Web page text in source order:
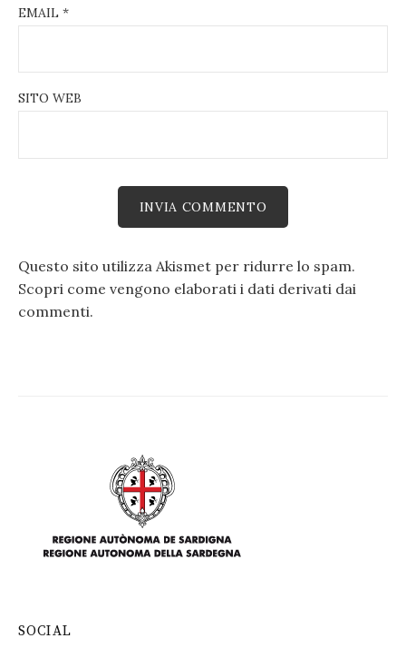
EMAIL *
SITO WEB
Questo sito utilizza Akismet per ridurre lo spam.
Scopri come vengono elaborati i dati derivati dai
commenti.
SOCIAL